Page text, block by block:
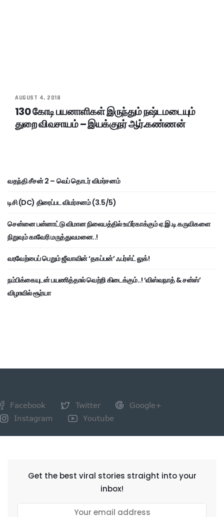
AUGUST 4, 2018
130 கோடி பயனாளிகள் இருந்தும் நஷ்டமடையும்
துறை விவசாயம் – இயக்குநர் ஆர்.கண்ணன்
வதந்தி சீசன் 2 – வெப் தொடர் விமர்சனம்
டிசி (DC) திரைப்பட விமர்சனம் (3.5/5)
சென்னை பன்னாட்டு விமான நிலையத்தில் உயிர்காக்கும் ஏ.இ.டி கருவிகளை
நிறுவும் காவேரி மருத்துவமனை..!
வரவேற்பைப் பெறும் ஜீவாவின் ‘தகப்பன்’ ஃபர்ஸ்ட் லுக்!
நம்பிக்கையுடன் பயணித்தால் வெற்றி கிடைக்கும்..! ‘விஸ்வநாத் & சன்ஸ்’
விழாவில் சூர்யா
Facebook Twitter
Google+
Instagram
Youtube
Get the best viral stories straight into your
inbox!